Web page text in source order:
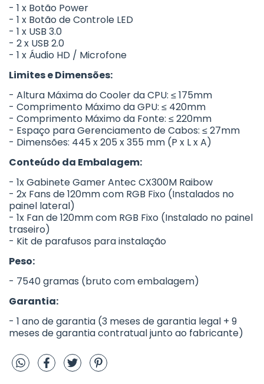
- 1 x Botão Power
- 1 x Botão de Controle LED
- 1 x USB 3.0
- 2 x USB 2.0
- 1 x Áudio HD / Microfone
Limites e Dimensões:
- Altura Máxima do Cooler da CPU: ≤ 175mm
- Comprimento Máximo da GPU: ≤ 420mm
- Comprimento Máximo da Fonte: ≤ 220mm
- Espaço para Gerenciamento de Cabos: ≤ 27mm
- Dimensões: 445 x 205 x 355 mm (P x L x A)
Conteúdo da Embalagem:
- 1x Gabinete Gamer Antec CX300M Raibow
- 2x Fans de 120mm com RGB Fixo (Instalados no
painel lateral)
- 1x Fan de 120mm com RGB Fixo (Instalado no painel
traseiro)
- Kit de parafusos para instalação
Peso:
- 7540 gramas (bruto com embalagem)
Garantia:
- 1 ano de garantia (3 meses de garantia legal + 9
meses de garantia contratual junto ao fabricante)